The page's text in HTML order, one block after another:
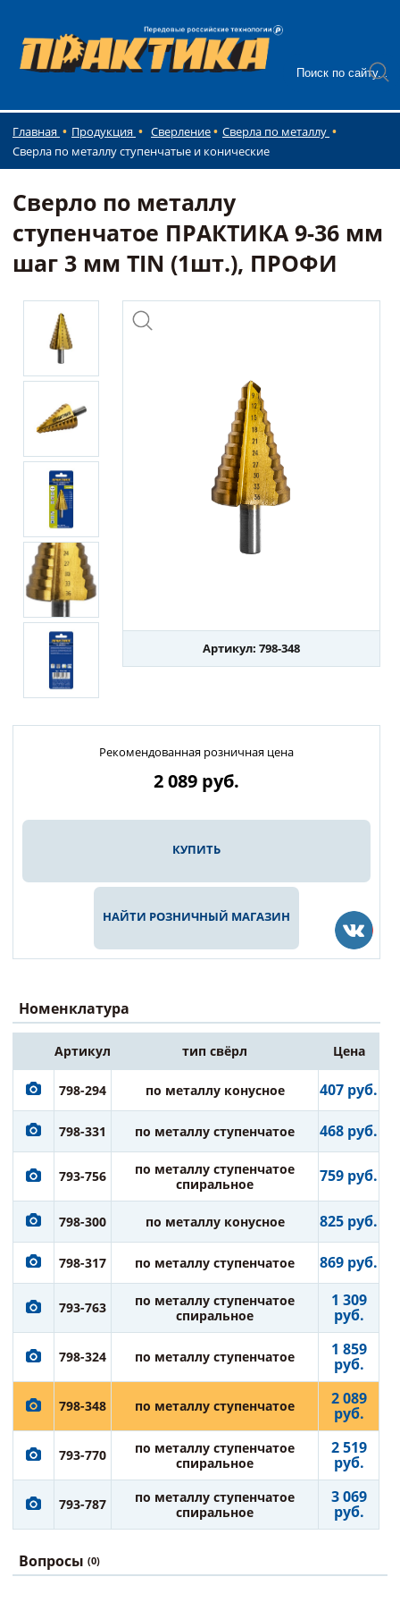
Главная Продукция Сверление
Сверла по металлу
Сверла по металлу ступенчатые и конические
Сверло по металлу
ступенчатое ПРАКТИКА 9-36 мм
шаг 3 мм TIN (1шт.), ПРОФИ
Артикул: 798-348
Рекомендованная розничная цена
2 089 руб.
КУПИТЬ
НАЙТИ РОЗНИЧНЫЙ МАГАЗИН
Номенклатура
Артикул тип свёрл Цена
798-294 по металлу конусное 407 руб.
798-331 по металлу ступенчатое 468 руб.
793-756
по металлу ступенчатое
спиральное
759 руб.
798-300 по металлу конусное 825 руб.
798-317 по металлу ступенчатое 869 руб.
793-763
по металлу ступенчатое
спиральное
1 309
руб.
798-324 по металлу ступенчатое 1 859
руб.
798-348 по металлу ступенчатое 2 089
руб.
793-770
по металлу ступенчатое
спиральное
2 519
руб.
793-787
по металлу ступенчатое
спиральное
3 069
руб.
Вопросы (0)